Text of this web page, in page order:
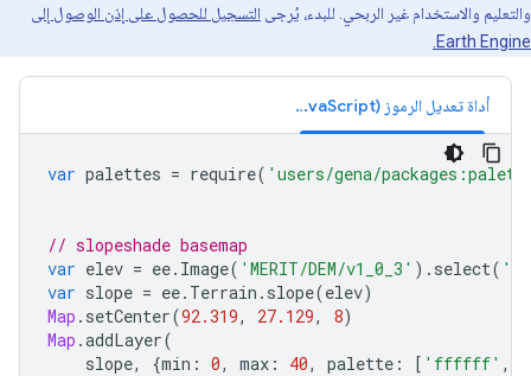
والتعليم والاستخدام غير الربحي. للبدء، يُرجى التسجيل للحصول على إذن الوصول إلى
Earth Engine.
أداة تعديل الرموز (JavaScript)
var palettes = require( 'users/gena/
// slopeshade basemap
var elev = ee. Image( 'MERIT/DEM/v1_0_3' ). select(
var slope = ee. Terrain . slope(elev)
Map . setCenter(92.319, 27.129, 8)
Map .addLayer(
slope, {min : 0, max : 40, palette : [ 'ffffff' ,